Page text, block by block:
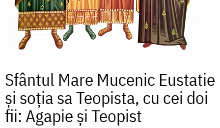
Sfântul Mare Mucenic Eustatie
și soția sa Teopista, cu cei doi
fii: Agapie și Teopist